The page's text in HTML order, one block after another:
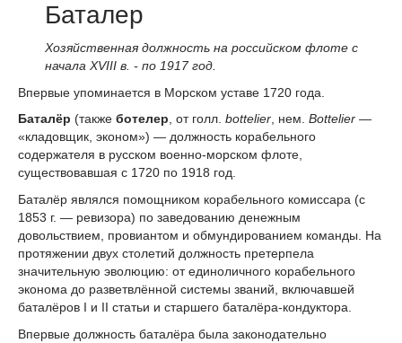
Баталер
Хозяйственная должность на российском флоте с
начала XVIII в. - по 1917 год.
Впервые упоминается в Морском уставе 1720 года.
Баталёр (также ботелер, от голл. bottelier, нем. Bottelier —
«кладовщик, эконом») — должность корабельного
содержателя в русском военно-морском флоте,
существовавшая с 1720 по 1918 год.
Баталёр являлся помощником корабельного комиссара (с
1853 г. — ревизора) по заведованию денежным
довольствием, провиантом и обмундированием команды. На
протяжении двух столетий должность претерпела
значительную эволюцию: от единоличного корабельного
эконома до разветвлённой системы званий, включавшей
баталёров I и II статьи и старшего баталёра-кондуктора.
Впервые должность баталёра была законодательно